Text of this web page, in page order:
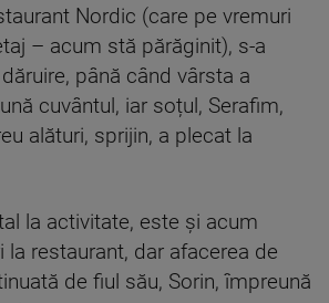
Nordic (care pe vremuri
– acum stă părăginit), s-a
până când vârsta a
cuvântul, iar soțul, Serafim,
alături, sprijin, a plecat la
la activitate, este și acum
la restaurant, dar afacerea de
de fiul său, Sorin, împreună